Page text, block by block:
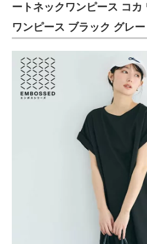
ートネックワンピース コカ
ワンピース ブラック グレー